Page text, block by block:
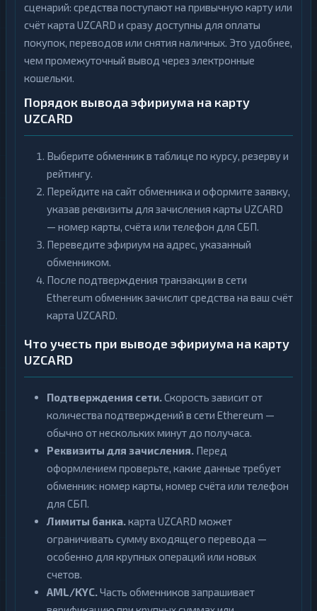
сценарий: средства поступают на привычную карту или
счёт карта UZCARD и сразу доступны для оплаты
покупок, переводов или снятия наличных. Это удобнее,
чем промежуточный вывод через электронные
кошельки.
Порядок вывода эфириума на карту
UZCARD
Выберите обменник в таблице по курсу, резерву и
рейтингу.
Перейдите на сайт обменника и оформите заявку,
указав реквизиты для зачисления карты UZCARD
— номер карты, счёта или телефон для СБП.
Переведите эфириум на адрес, указанный
обменником.
После подтверждения транзакции в сети
Ethereum обменник зачислит средства на ваш счёт
карта UZCARD.
Что учесть при выводе эфириума на карту
UZCARD
Подтверждения сети.Скорость зависит от
количества подтверждений в сети Ethereum —
обычно от нескольких минут до получаса.
Реквизиты для зачисления. Перед
оформлением проверьте, какие данные требует
обменник: номер карты, номер счёта или телефон
для СБП.
Лимиты банка.карта UZCARD может
ограничивать сумму входящего перевода —
особенно для крупных операций или новых
счетов.
AML/KYC.Часть обменников запрашивает